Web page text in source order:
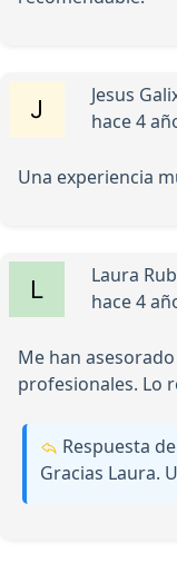
Jesus
hace 4
Una experiencia
Laura
hace 4
Me han
profesionales. Lo
Respuesta de
Gracias Laura.